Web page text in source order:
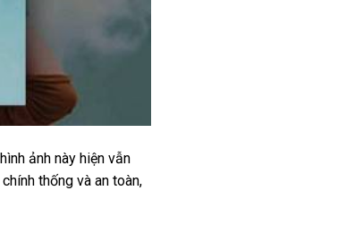
ảnh này hiện vẫn
thống và an toàn,